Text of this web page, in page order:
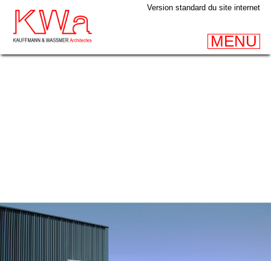
Version standard du site internet
MENU